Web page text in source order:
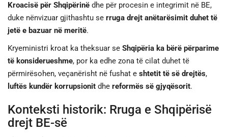
Kroacisë për Shqipërinë dhe për procesin e integrimit në BE,
duke nënvizuar gjithashtu se rruga drejt anëtarësimit duhet të
jetë e bazuar në meritë.
Kryeministri kroat ka theksuar se Shqipëria ka bërë përparime
të konsiderueshme, por ka edhe zona të cilat duhet të
përmirësohen, veçanërisht në fushat e shtetit të së drejtës,
luftës kundër korrupsionit dhe reformës së gjyqësorit.
Konteksti historik: Rruga e Shqipërisë
drejt BE-së